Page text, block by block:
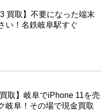
買取】不要になった端末
い！名鉄岐阜駅すぐ
買取】岐阜でiPhone 11を売
岐阜！その場で現金買取